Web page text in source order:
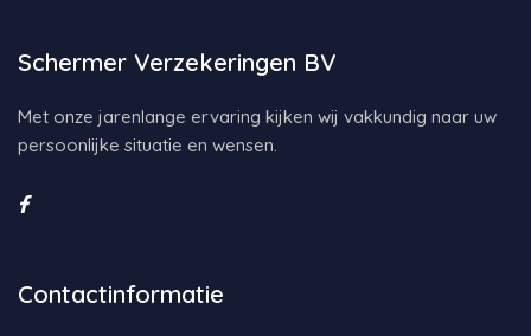
Schermer Verzekeringen BV
Met onze jarenlange ervaring kijken wij vakkundig naar uw
persoonlijke situatie en wensen.
Contactinformatie